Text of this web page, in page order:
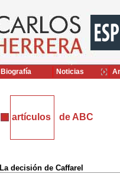
artículos de ABC
La decisión de Caffarel
Biografía Noticias